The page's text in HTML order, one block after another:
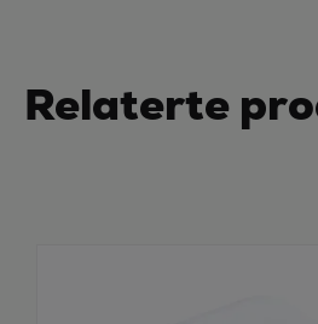
Relaterte